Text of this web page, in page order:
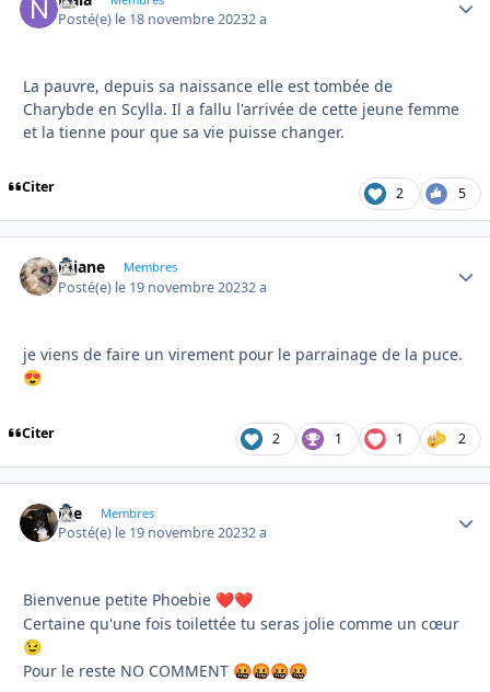
Posté(e) le 18 novembre 20232 a
La pauvre, depuis sa naissance elle est tombée de
Charybde en Scylla. Il a fallu l'arrivée de cette jeune femme
et la tienne pour que sa vie puisse changer.
Citer 2 5
réjane Membres
Posté(e) le 19 novembre 20232 a
je viens de faire un virement pour le parrainage de la puce.
😍
Citer 2 1 1 2
Joe Membres
Posté(e) le 19 novembre 20232 a
Bienvenue petite Phoebie ❤️❤️
Certaine qu'une fois toilettée tu seras jolie comme un cœur
😉
Pour le reste NO COMMENT 🤬🤬🤬🤬